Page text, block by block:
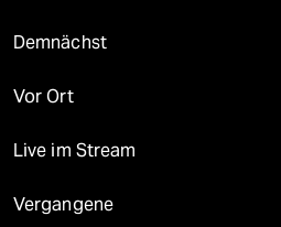
Demnächst
Vor Ort
Live im Stream
Vergangene